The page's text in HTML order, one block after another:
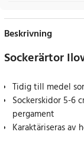
Beskrivning
Sockerärtor
Tidig till medel
Sockerskidor 5-6
pergament
Karaktäriseras av